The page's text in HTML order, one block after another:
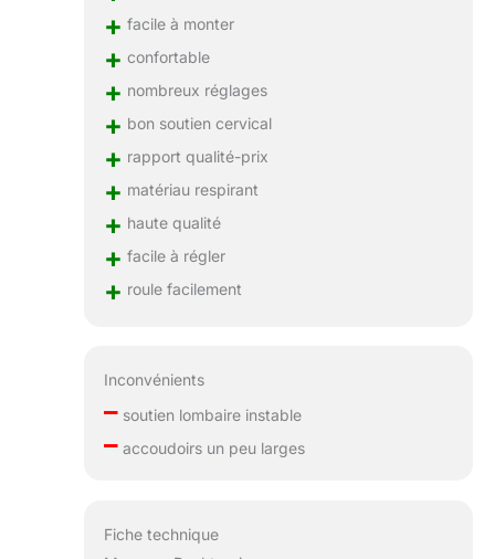
+ facile à monter
+ confortable
+ nombreux réglages
+ bon soutien cervical
+ rapport qualité-prix
+ matériau respirant
+ haute qualité
+ facile à régler
+ roule facilement
Inconvénients
–soutien lombaire instable
–accoudoirs un peu larges
Fiche technique